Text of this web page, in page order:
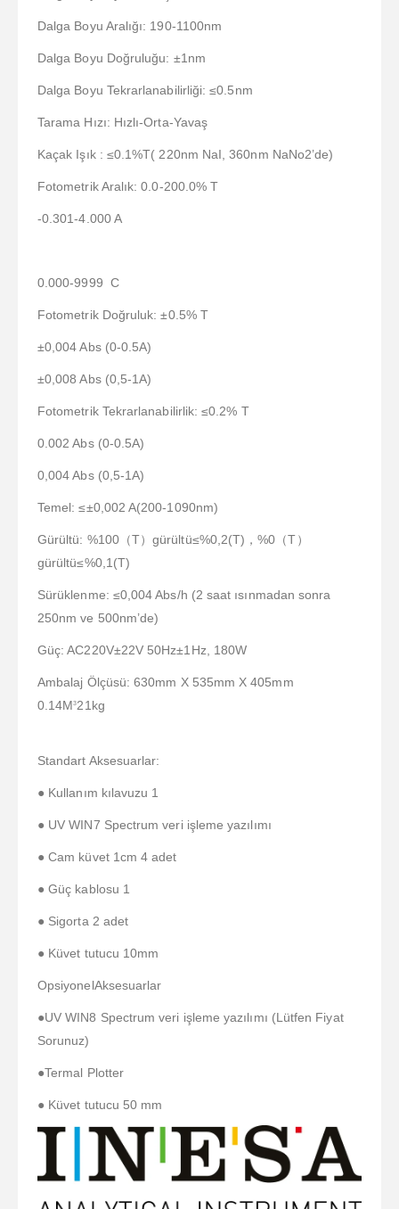
Dalga Boyu Aralığı: 190-1100nm
Dalga Boyu Doğruluğu: ±1nm
Dalga Boyu Tekrarlanabilirliği: ≤0.5nm
Tarama Hızı: Hızlı-Orta-Yavaş
Kaçak Işık : ≤0.1%T( 220nm NaI, 360nm NaNo2’de)
Fotometrik Aralık: 0.0-200.0% T
-0.301-4.000 A
0.000-9999 C
Fotometrik Doğruluk: ±0.5% T
±0,004 Abs (0-0.5A)
±0,008 Abs (0,5-1A)
Fotometrik Tekrarlanabilirlik: ≤0.2% T
0.002 Abs (0-0.5A)
0,004 Abs (0,5-1A)
Temel: ≤±0,002 A(200-1090nm)
Gürültü: %100（T）gürültü≤%0,2(T)，%0（T）
gürültü≤%0,1(T)
Sürüklenme: ≤0,004 Abs/h (2 saat ısınmadan sonra
250nm ve 500nm’de)
Güç: AC220V±22V 50Hz±1Hz, 180W
Ambalaj Ölçüsü: 630mm X 535mm X 405mm
0.14M321kg
Standart Aksesuarlar:
● Kullanım kılavuzu 1
● UV WIN7 Spectrum veri işleme yazılımı
● Cam küvet 1cm 4 adet
● Güç kablosu 1
● Sigorta 2 adet
● Küvet tutucu 10mm
OpsiyonelAksesuarlar
●UV WIN8 Spectrum veri işleme yazılımı (Lütfen Fiyat
Sorunuz)
●Termal Plotter
● Küvet tutucu 50 mm